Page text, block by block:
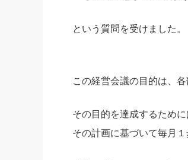
という質問を受けました。
この経営会議の目的は、
その目的を達成するため
その計画に基づいて毎月